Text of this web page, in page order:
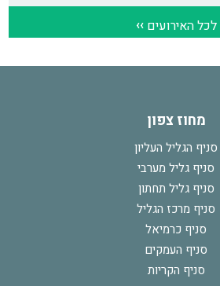
מחוז צפון
סניף הגליל העליון
סניף גליל מערבי
סניף גליל תחתון
סניף מרכז הגליל
סניף כרמיאל
סניף העמקים
סניף הקריות